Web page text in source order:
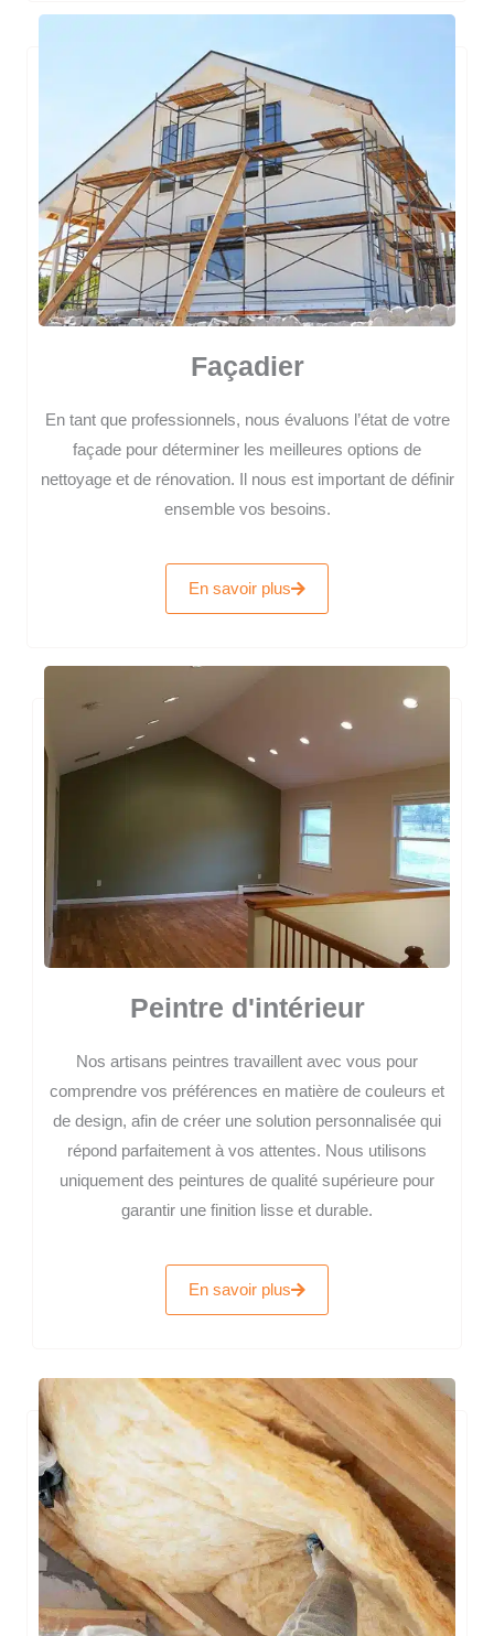
Façadier
En tant que professionnels, nous évaluons l’état de votre
façade pour déterminer les meilleures options de
nettoyage et de rénovation. Il nous est important de définir
ensemble vos besoins.
En savoir plus
Peintre d'intérieur
Nos artisans peintres travaillent avec vous pour
comprendre vos préférences en matière de couleurs et
de design, afin de créer une solution personnalisée qui
répond parfaitement à vos attentes. Nous utilisons
uniquement des peintures de qualité supérieure pour
garantir une finition lisse et durable.
En savoir plus